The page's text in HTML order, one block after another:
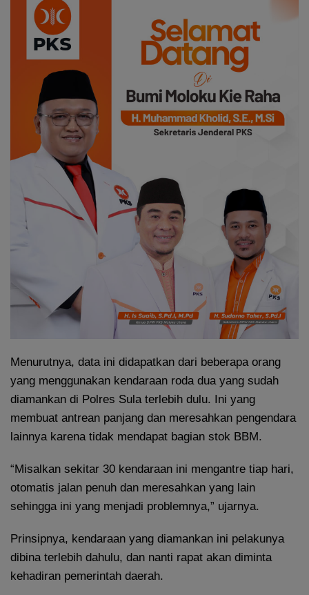
Menurutnya, data ini didapatkan dari beberapa orang
yang menggunakan kendaraan roda dua yang sudah
diamankan di Polres Sula terlebih dulu. Ini yang
membuat antrean panjang dan meresahkan pengendara
lainnya karena tidak mendapat bagian stok BBM.
“Misalkan sekitar 30 kendaraan ini mengantre tiap hari,
otomatis jalan penuh dan meresahkan yang lain
sehingga ini yang menjadi problemnya,” ujarnya.
Prinsipnya, kendaraan yang diamankan ini pelakunya
dibina terlebih dahulu, dan nanti rapat akan diminta
kehadiran pemerintah daerah.